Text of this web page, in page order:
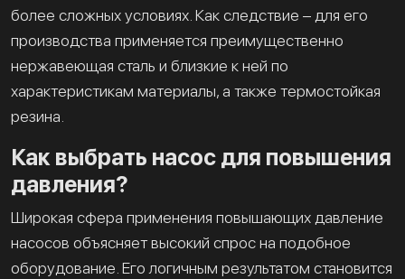
более сложных условиях. Как следствие – для его
производства применяется преимущественно
нержавеющая сталь и близкие к ней по
характеристикам материалы, а также термостойкая
резина.
Как выбрать насос для повышения
давления?
Широкая сфера применения повышающих давление
насосов объясняет высокий спрос на подобное
оборудование. Его логичным результатом становится